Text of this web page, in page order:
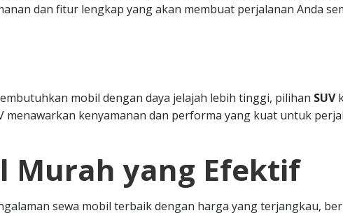
dan fitur lengkap yang akan membuat perjalanan Anda
mobil dengan daya jelajah lebih tinggi, pilihan SUV
menawarkan kenyamanan dan performa yang kuat untuk
Murah yang Efektif
sewa mobil terbaik dengan harga yang terjangkau,